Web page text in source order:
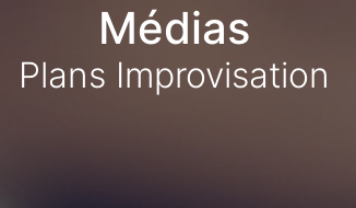
Médias
Plans Improvisation